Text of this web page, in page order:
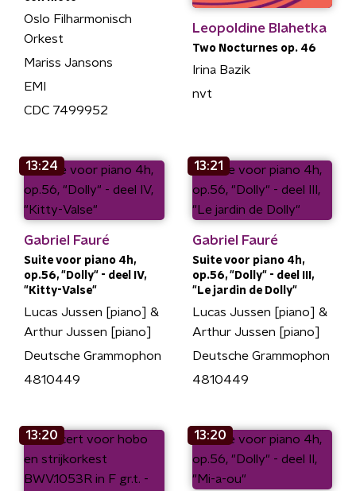
Oslo Filharmonisch
Orkest
Mariss Jansons
EMI
CDC 7499952
Leopoldine Blahetka
Two Nocturnes op. 46
Irina Bazik
nvt
13:24
Gabriel Fauré
Suite voor piano 4h,
op.56, "Dolly" - deel IV,
"Kitty-Valse"
Lucas Jussen [piano] &
Arthur Jussen [piano]
Deutsche Grammophon
4810449
13:21
Gabriel Fauré
Suite voor piano 4h,
op.56, "Dolly" - deel III,
"Le jardin de Dolly"
Lucas Jussen [piano] &
Arthur Jussen [piano]
Deutsche Grammophon
4810449
13:20 13:20